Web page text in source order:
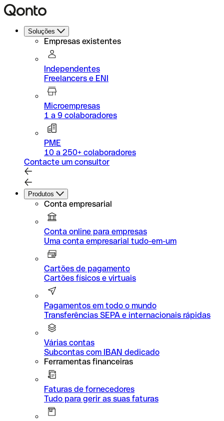
Soluções
Empresas existentes
Independentes
Freelancers e ENI
Microempresas
1 a 9 colaboradores
PME
10 a 250+ colaboradores
Contacte um consultor
Produtos
Conta empresarial
Conta online para empresas
Uma conta empresarial tudo-em-um
Cartões de pagamento
Cartões físicos e virtuais
Pagamentos em todo o mundo
Transferências SEPA e internacionais rápidas
Várias contas
Subcontas com IBAN dedicado
Ferramentas financeiras
Faturas de fornecedores
Tudo para gerir as suas faturas